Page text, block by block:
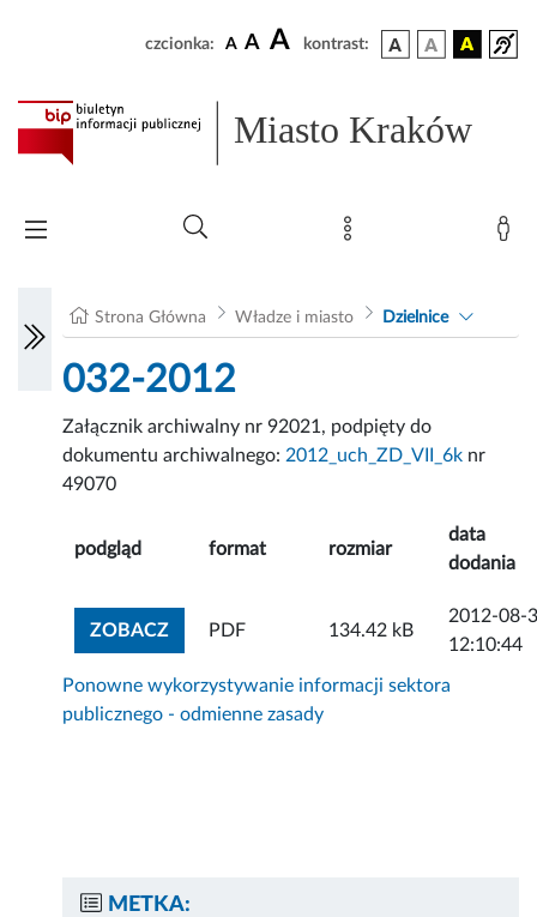
czcionka: A A A kontrast:
Miasto Kraków
Strona Główna Władze i miasto Dzielnice
032-2012
Załącznik archiwalny nr 92021, podpięty do
dokumentu archiwalnego: 2012_uch_ZD_VII_6k nr
49070
podgląd format rozmiar
data
dodania
ZOBACZZOBACZ ZAŁĄCZNIK
PDF 134.42 kB
2012-08-
12:10:44
Ponowne wykorzystywanie informacji sektora
publicznego - odmienne zasady
METKA: